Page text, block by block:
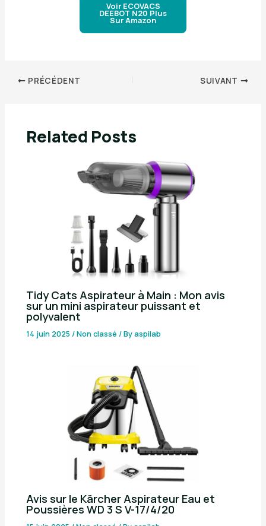
Voir ECOVACS
DEEBOT N20 Plus
Sur Amazon
PRÉCÉDENT SUIVANT
Related Posts
Tidy Cats Aspirateur à Main : Mon avis
sur un mini aspirateur puissant et
polyvalent
14 juin 2025/Non classé / Byaspilab
Avis sur le Kärcher Aspirateur Eau et
Poussières WD 3 S V-17/4/20